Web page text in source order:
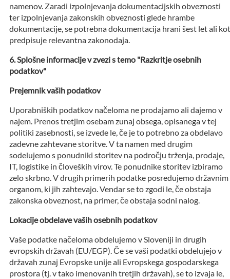
namenov. Zaradi izpolnjevanja dokumentacijskih obveznosti
ter izpolnjevanja zakonskih obveznosti glede hrambe
dokumentacije, se potrebna dokumentacija hrani šest let ali kot
predpisuje relevantna zakonodaja.
Splošne informacije v zvezi s temo "Razkritje osebnih
podatkov"
Prejemnik vaših podatkov
Uporabniških podatkov načeloma ne prodajamo ali dajemo v
najem. Prenos tretjim osebam zunaj obsega, opisanega v tej
politiki zasebnosti, se izvede le, če je to potrebno za obdelavo
zadevne zahtevane storitve. V ta namen med drugim
sodelujemo s ponudniki storitev na področju trženja, prodaje,
IT, logistike in človeških virov. Te ponudnike storitev izbiramo
zelo skrbno. V drugih primerih podatke posredujemo državnim
organom, ki jih zahtevajo. Vendar se to zgodi le, če obstaja
zakonska obveznost, na primer, če obstaja sodni nalog.
Lokacije obdelave vaših osebnih podatkov
Vaše podatke načeloma obdelujemo v Sloveniji in drugih
evropskih državah (EU/EGP). Če se vaši podatki obdelujejo v
državah zunaj Evropske unije ali Evropskega gospodarskega
prostora (tj. v tako imenovanih tretjih državah), se to izvaja le,